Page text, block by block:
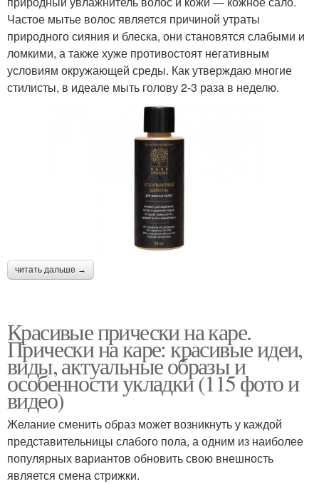
Частое мытье волос является причиной утраты
природного сияния и блеска, они становятся слабыми и
ломкими, а также хуже противостоят негативным
условиям окружающей среды. Как утверждаю многие
стилисты, в идеале мыть голову 2-3 раза в неделю.
читать дальше →
Красивые прически на каре.
Прически на каре: красивые идеи,
виды, актуальные образы и
особенности укладки (115 фото и
видео)
Желание сменить образ может возникнуть у каждой
представительницы слабого пола, а одним из наиболее
популярных вариантов обновить свою внешность
является смена стрижки.